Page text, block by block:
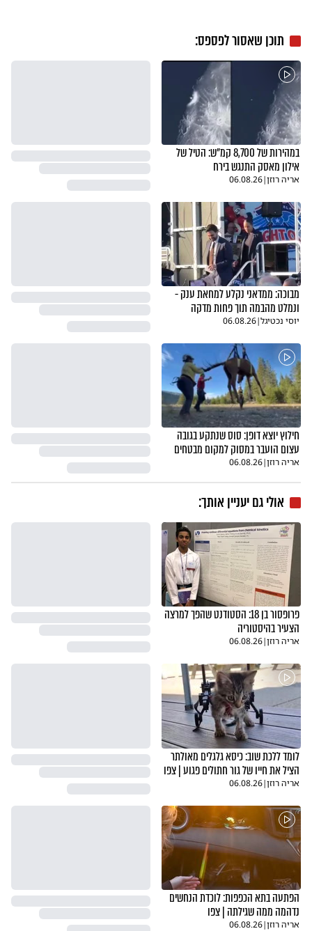
תוכן שאסור לפספס:
במהירות של 8,700 קמ"ש: הטיל של
אילון מאסק התנגש בירח
אריה רוזן|
06.08.26
מבוכה: ממדאני נקלע למחאת ענק -
ונמלט מהבמה תוך פחות מדקה
יוסי נכטיגל|
06.08.26
חילוץ יוצא דופן: סוס שנתקע בגובה
עצום הועבר במסוק למקום מבטחים
אריה רוזן|
06.08.26
אולי גם יעניין אותך:
פרופסור בן 18: הסטודנט שהפך למרצה
הצעיר בהיסטוריה
אריה רוזן|
06.08.26
לומד ללכת שוב: כיסא גלגלים מאולתר
הציל את חייו של גור חתולים פגוע | צפו
אריה רוזן|
06.08.26
הפתעה בתא הכפפות: לוכדת הנחשים
נדהמה ממה שגילתה | צפו
אריה רוזן|
06.08.26